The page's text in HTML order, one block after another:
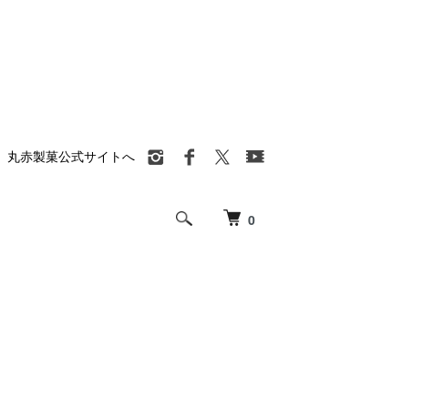
0
丸赤製菓公式サイトへ